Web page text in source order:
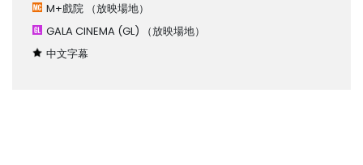
M+戲院 （放映場地）
GALA CINEMA (GL) （放映場地）
中文字幕